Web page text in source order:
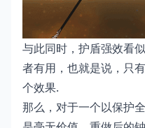
与此同时，护盾强效看
者有用，也就是说，只
个效果.
那么，对于一个以保护